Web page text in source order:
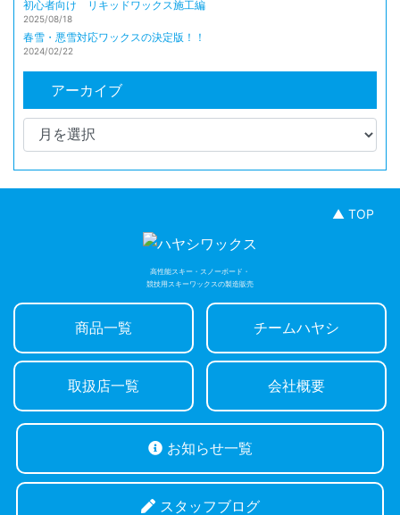
初心者向け リキッドワックス施工編
2025/08/18
春雪・悪雪対応ワックスの決定版！！
2024/02/22
アーカイブ
▲ TOP
高性能スキー・スノーボード・
競技用スキーワックスの製造販売
商品一覧 チームハヤシ
取扱店一覧 会社概要
お知らせ一覧
スタッフブログ